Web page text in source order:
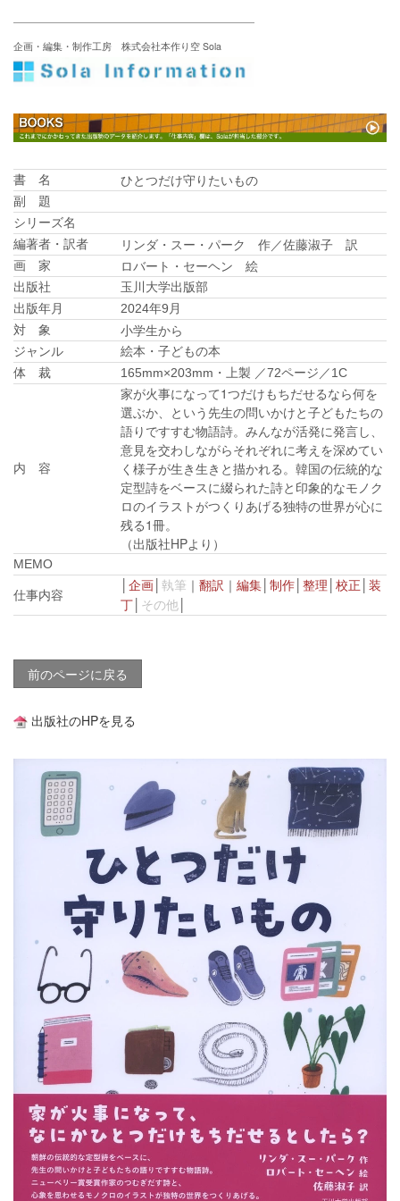
企画・編集・制作工房 株式会社本作り空 Sola
書 名 ひとつだけ守りたいもの
副 題
シリーズ名
編著者・訳者
リンダ・スー・パーク 作／佐藤淑子 訳
画 家 ロバート・セーヘン 絵
出版社
玉川大学出版部
出版年月
2024年9月
対 象
小学生から
ジャンル
絵本・子どもの本
体 裁
165mm×203mm・上製 ／72ページ／1C
内 容
家が火事になって1つだけもちだせるなら何を
選ぶか、という先生の問いかけと子どもたちの
語りですすむ物語詩。みんなが活発に発言し、
意見を交わしながらそれぞれに考えを深めてい
く様子が生き生きと描かれる。韓国の伝統的な
定型詩をベースに綴られた詩と印象的なモノク
ロのイラストがつくりあげる独特の世界が心に
残る1冊。
（出版社HPより）
MEMO
仕事内容
企画 執筆 ｜ 翻訳 ｜ 編集 制作 整理 校正
装
丁
その他
前のページに戻る
出版社のHPを見る